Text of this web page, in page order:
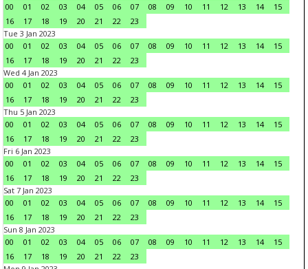
00
01 02 03 04 05 06 07 08 09 10 11 12 13 14
15
16
17 18 19 20 21 22
23
Tue 3 Jan 2023
00
01 02 03 04 05 06 07 08 09 10 11 12 13 14
15
16
17 18 19 20 21 22
23
Wed 4 Jan 2023
00
01 02 03 04 05 06 07 08 09 10 11 12 13 14
15
16
17 18 19 20 21 22
23
Thu 5 Jan 2023
00
01 02 03 04 05 06 07 08 09 10 11 12 13 14
15
16
17 18 19 20 21 22
23
Fri 6 Jan 2023
00
01 02 03 04 05 06 07 08 09 10 11 12 13 14
15
16
17 18 19 20 21 22
23
Sat 7 Jan 2023
00
01 02 03 04 05 06 07 08 09 10 11 12 13 14
15
16
17 18 19 20 21 22
23
Sun 8 Jan 2023
00
01 02 03 04 05 06 07 08 09 10 11 12 13 14
15
16
17 18 19 20 21 22
23